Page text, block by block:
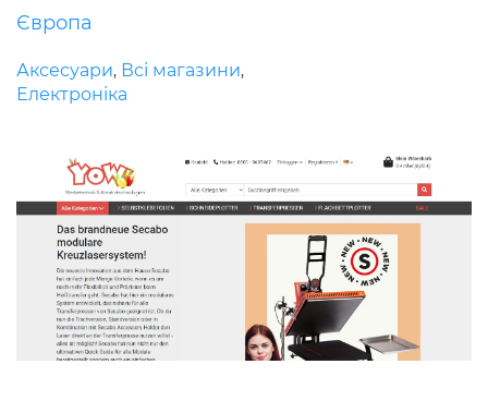
Європа
Аксесуари, Всі магазини,
Електроніка